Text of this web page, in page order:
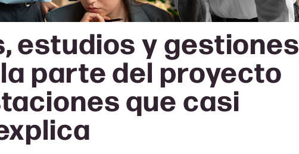
estudios y gestiones
la parte del proyecto
que casi